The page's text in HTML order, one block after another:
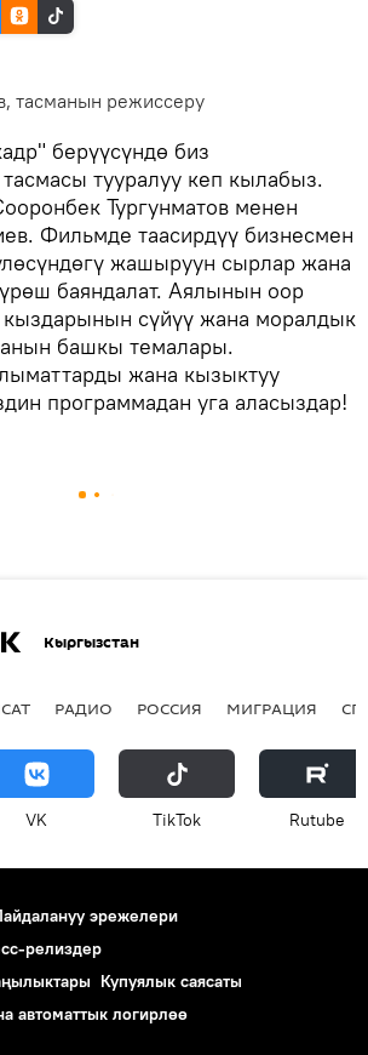
тасманын режиссеру
берүүсүндө биз
тууралуу кеп кылабыз.
Тургунматов менен
Фильмде таасирдүү бизнесмен
жашыруун сырлар жана
баяндалат. Аялынын оор
сүйүү жана моралдык
башкы темалары.
жана кызыктуу
программадан уга аласыздар!
Кыргызстан
РАДИО РОССИЯ МИГРАЦИЯ
VK ТikТоk Rutube
эрежелери
релиздер
Купуялык саясаты
автоматтык логирлөө